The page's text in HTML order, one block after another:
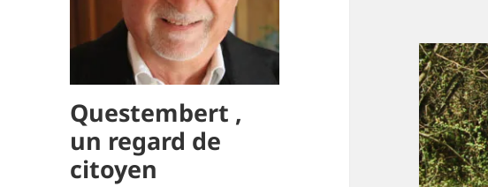
Questembert ,
un regard de
citoyen